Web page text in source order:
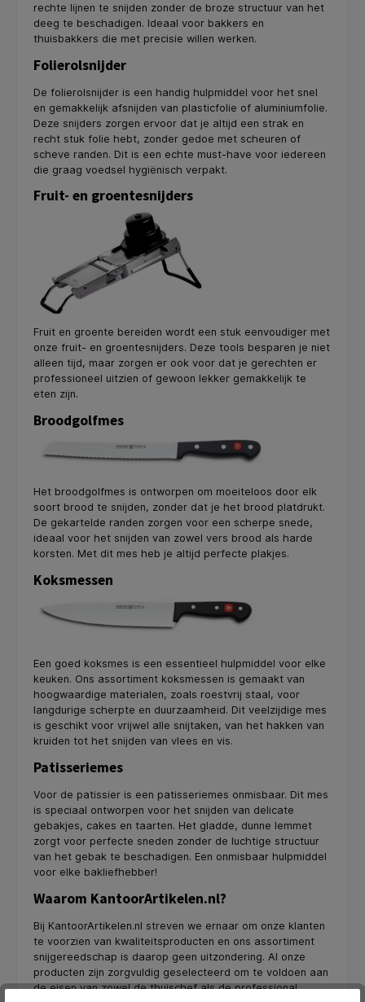
rechte lijnen te snijden zonder de broze structuur van het
deeg te beschadigen. Ideaal voor bakkers en
thuisbakkers die met precisie willen werken.
Folierolsnijder
De folierolsnijder is een handig hulpmiddel voor het snel
en gemakkelijk afsnijden van plasticfolie of aluminiumfolie.
Deze snijders zorgen ervoor dat je altijd een strak en
recht stuk folie hebt, zonder gedoe met scheuren of
scheve randen. Dit is een echte must-have voor iedereen
die graag voedsel hygiënisch verpakt.
Fruit- en groentesnijders
Fruit en groente bereiden wordt een stuk eenvoudiger met
onze fruit- en groentesnijders. Deze tools besparen je niet
alleen tijd, maar zorgen er ook voor dat je gerechten er
professioneel uitzien of gewoon lekker gemakkelijk te
eten zijn.
Broodgolfmes
Het broodgolfmes is ontworpen om moeiteloos door elk
soort brood te snijden, zonder dat je het brood platdrukt.
De gekartelde randen zorgen voor een scherpe snede,
ideaal voor het snijden van zowel vers brood als harde
korsten. Met dit mes heb je altijd perfecte plakjes.
Koksmessen
Een goed koksmes is een essentieel hulpmiddel voor elke
keuken. Ons assortiment koksmessen is gemaakt van
hoogwaardige materialen, zoals roestvrij staal, voor
langdurige scherpte en duurzaamheid. Dit veelzijdige mes
is geschikt voor vrijwel alle snijtaken, van het hakken van
kruiden tot het snijden van vlees en vis.
Patisseriemes
Voor de patissier is een patisseriemes onmisbaar. Dit mes
is speciaal ontworpen voor het snijden van delicate
gebakjes, cakes en taarten. Het gladde, dunne lemmet
zorgt voor perfecte sneden zonder de luchtige structuur
van het gebak te beschadigen. Een onmisbaar hulpmiddel
voor elke bakliefhebber!
Waarom KantoorArtikelen.nl?
Bij KantoorArtikelen.nl streven we ernaar om onze klanten
te voorzien van kwaliteitsproducten en ons assortiment
snijgereedschap is daarop geen uitzondering. Al onze
producten zijn zorgvuldig geselecteerd om te voldoen aan
de eisen van zowel de thuischef als de professional.